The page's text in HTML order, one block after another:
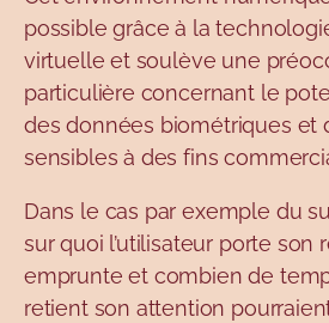
possible grâce à la
virtuelle et soulève une
particulière concernant le
des données biométriques et
sensibles à des fins
Dans le cas par exemple du
sur quoi l’utilisateur porte son
emprunte et combien de
retient son attention